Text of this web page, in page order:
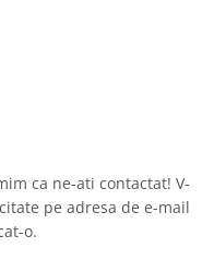
ca ne-ati contactat! V-
pe adresa de e-mail
o.